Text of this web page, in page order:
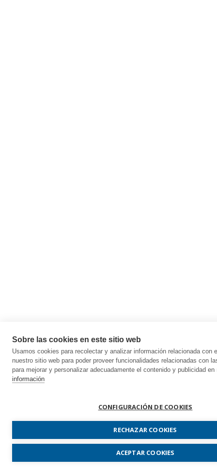
Sobre las cookies en este sitio web
Usamos cookies para recolectar y analizar información relacionada con
nuestro sitio web para poder proveer funcionalidades relacionadas con
para mejorar y personalizar adecuadamente el contenido y publicidad
información
CONFIGURACIÓN DE COOKIES
RECHAZAR COOKIES
ACEPTAR COOKIES